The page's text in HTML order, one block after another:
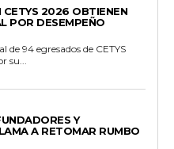
CETYS 2026 OBTIENEN
POR DESEMPEÑO
de 94 egresados de CETYS
su...
Y
A RETOMAR RUMBO